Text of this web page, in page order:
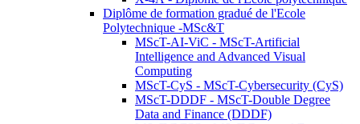
Diplôme de formation gradué de l'Ecole
Polytechnique -MSc&T
MScT-AI-ViC - MScT-Artificial
Intelligence and Advanced Visual
Computing
MScT-CyS - MScT-Cybersecurity (CyS)
MScT-DDDF - MScT-Double Degree
Data and Finance (DDDF)